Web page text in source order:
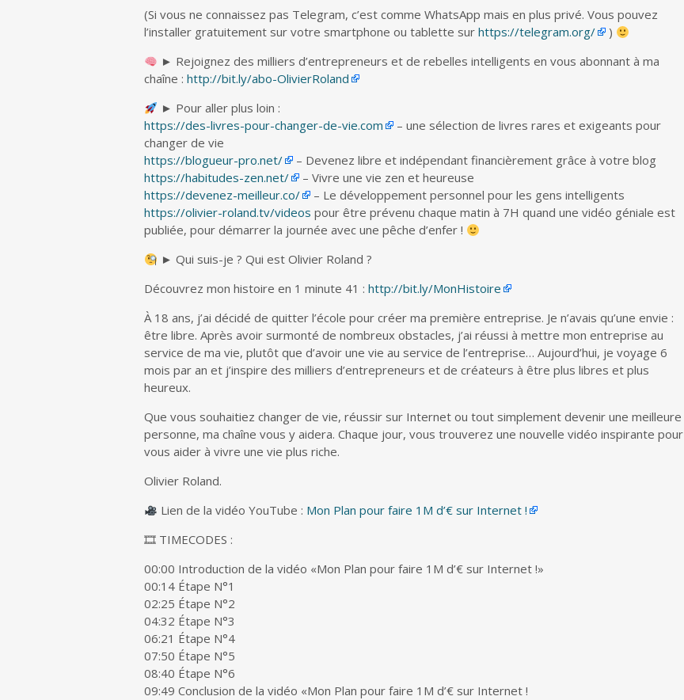
(Si vous ne connaissez pas Telegram, c’est comme WhatsApp mais en plus privé. Vous pouvez
l’installer gratuitement sur votre smartphone ou tablette sur https://telegram.org/
)
► Rejoignez des milliers d’entrepreneurs et de rebelles intelligents en vous abonnant à ma
chaîne : http://bit.ly/abo-OlivierRoland
► Pour aller plus loin :
https://des-livres-pour-changer-de-vie.com
– une sélection de livres rares et exigeants pour
changer de vie
https://blogueur-pro.net/
– Devenez libre et indépendant financièrement grâce à votre blog
https://habitudes-zen.net/
– Vivre une vie zen et heureuse
https://devenez-meilleur.co/
– Le développement personnel pour les gens intelligents
https://olivier-roland.tv/videos pour être prévenu chaque matin à 7H quand une vidéo géniale est
publiée, pour démarrer la journée avec une pêche d’enfer !
► Qui suis-je ? Qui est Olivier Roland ?
Découvrez mon histoire en 1 minute 41 : http://bit.ly/MonHistoire
À 18 ans, j’ai décidé de quitter l’école pour créer ma première entreprise. Je n’avais qu’une envie :
être libre. Après avoir surmonté de nombreux obstacles, j’ai réussi à mettre mon entreprise au
service de ma vie, plutôt que d’avoir une vie au service de l’entreprise… Aujourd’hui, je voyage 6
mois par an et j’inspire des milliers d’entrepreneurs et de créateurs à être plus libres et plus
heureux.
Que vous souhaitiez changer de vie, réussir sur Internet ou tout simplement devenir une meilleure
personne, ma chaîne vous y aidera. Chaque jour, vous trouverez une nouvelle vidéo inspirante pour
vous aider à vivre une vie plus riche.
Olivier Roland.
Lien de la vidéo YouTube : Mon Plan pour faire 1M d’€ sur Internet !
🎞 TIMECODES :
00:00 Introduction de la vidéo «Mon Plan pour faire 1M d’€ sur Internet !»
00:14 Étape N°1
02:25 Étape N°2
04:32 Étape N°3
06:21 Étape N°4
07:50 Étape N°5
08:40 Étape N°6
09:49 Conclusion de la vidéo «Mon Plan pour faire 1M d’€ sur Internet !